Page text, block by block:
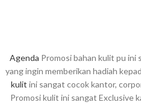
Agenda Promosi bahan kulit pu ini
yang ingin memberikan hadiah
kulit ini sangat cocok kantor,
Promosi kulit ini sangat Exclusive